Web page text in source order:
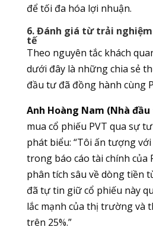
để tối đa hóa lợi nhuận.
6. Đánh giá từ trải
tế
Theo nguyên tắc khách
dưới đây là những chia sẻ
đầu tư đã đồng hành cùng
Anh Hoàng Nam (Nhà
mua cổ phiếu PVT qua sự
phát biểu: “Tôi ấn tượng
trong báo cáo tài chính của
phân tích sâu về dòng tiền
đã tự tin giữ cổ phiếu này
lắc mạnh của thị trường và
trên 25%.”